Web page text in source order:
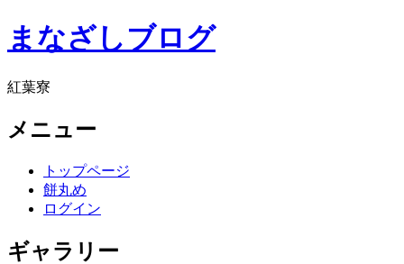
まなざしブログ
紅葉寮
メニュー
トップページ
餅丸め
ログイン
ギャラリー